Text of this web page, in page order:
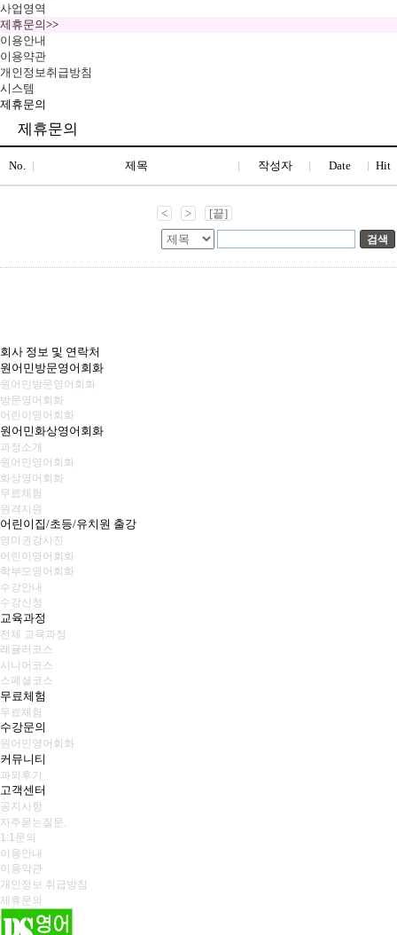
사업영역
제휴문의>>
이용안내
이용약관
개인정보취급방침
시스템
제휴문의
제휴문의
No. 제목 작성자 Date Hit
< > [끝]
회사 정보 및 연락처
원어민방문영어회화
원어민방문영어회화
방문영어회화
어린이영어회화
원어민화상영어회화
과정소개
원어민영어회화
화상영어회화
무료체험
원격지원
어린이집/초등/유치원 출강
영미권강사진
어린이영어회화
학부모영어회화
수강안내
수강신청
교육과정
전체 교육과정
레귤러코스
시니어코스
스페셜코스
무료체험
무료체험
수강문의
원어민영어회화
커뮤니티
과외후기
고객센터
공지사항
자주묻는질문,
1:1문의
이용안내
이용약관
개인정보 취급방침
제휴문의